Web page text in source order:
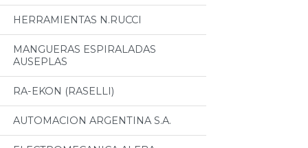
HERRAMIENTAS N.RUCCI
MANGUERAS ESPIRALADAS
AUSEPLAS
RA-EKON (RASELLI)
AUTOMACION ARGENTINA S.A.